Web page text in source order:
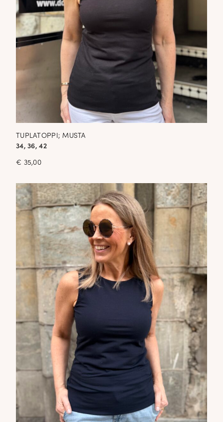
TUPLATOPPI; MUSTA
34, 36, 42
€ 35,00